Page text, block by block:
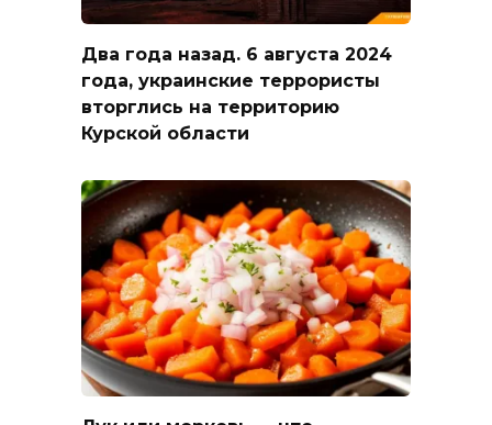
Два года назад. 6 августа 2024
года, украинские террористы
вторглись на территорию
Курской области